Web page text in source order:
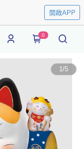
開啟APP
0
1/5